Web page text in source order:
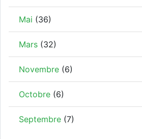
Mai (36)
Mars (32)
Novembre (6)
Octobre (6)
Septembre (7)